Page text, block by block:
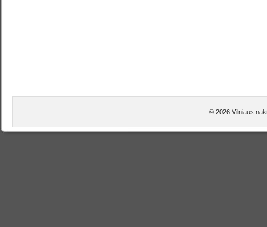
© 2026 Vilniaus